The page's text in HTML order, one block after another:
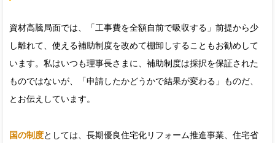
資材高騰局面では、「工事費を全額自前で吸収する」前提から少
し離れて、使える補助制度を改めて棚卸しすることもお勧めして
います。私はいつも理事長さまに、補助制度は採択を保証された
ものではないが、「申請したかどうかで結果が変わる」ものだ、
とお伝えしています。
国の制度としては、長期優良住宅化リフォーム推進事業、住宅省